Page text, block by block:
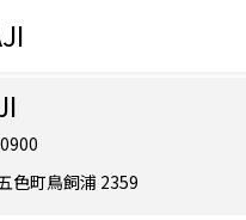
色町鳥飼浦 2359